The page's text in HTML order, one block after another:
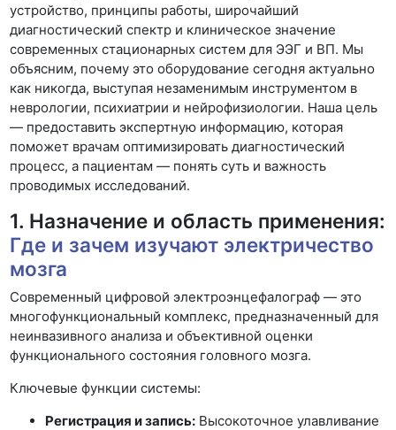
устройство, принципы работы, широчайший
диагностический спектр и клиническое значение
современных стационарных систем для ЭЭГ и ВП. Мы
объясним, почему это оборудование сегодня актуально
как никогда, выступая незаменимым инструментом в
неврологии, психиатрии и нейрофизиологии. Наша цель
— предоставить экспертную информацию, которая
поможет врачам оптимизировать диагностический
процесс, а пациентам — понять суть и важность
проводимых исследований.
1. Назначение и область применения:
Где и зачем изучают электричество
мозга
Современный цифровой электроэнцефалограф — это
многофункциональный комплекс, предназначенный для
неинвазивного анализа и объективной оценки
функционального состояния головного мозга.
Ключевые функции системы:
Регистрация и запись: Высокоточное улавливание